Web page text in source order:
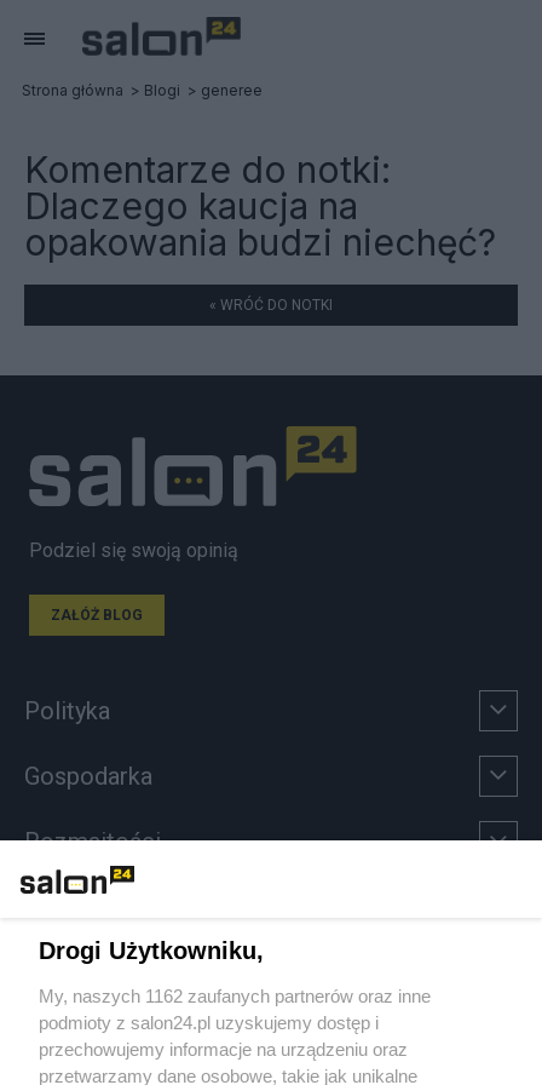
Strona główna Blogi generee
Komentarze do notki:
Dlaczego kaucja na
opakowania budzi niechęć?
« WRÓĆ DO NOTKI
Podziel się swoją opinią
ZAŁÓŻ BLOG
Polityka
Gospodarka
Rozmaitości
Sport
Społeczeństwo
Drogi Użytkowniku,
My, naszych 1162 zaufanych partnerów oraz inne
podmioty z salon24.pl uzyskujemy dostęp i
przechowujemy informacje na urządzeniu oraz
przetwarzamy dane osobowe, takie jak unikalne